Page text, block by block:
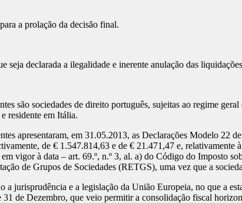
a prolação da decisão final.
seja declarada a ilegalidade e inerente anulação das
são sociedades de direito português, sujeitas ao regime
residente em Itália.
apresentaram, em 31.05.2013, as Declarações Modelo 22
de € 1.547.814,63 e de € 21.471,47 e,
vigor à data – art. 69.º, n.º 3, al. a) do Código do Imposto
de Grupos de Sociedades (RETGS), uma vez que a
e a legislação da União Europeia, no que a
31 de Dezembro, que veio permitir a consolidação fiscal